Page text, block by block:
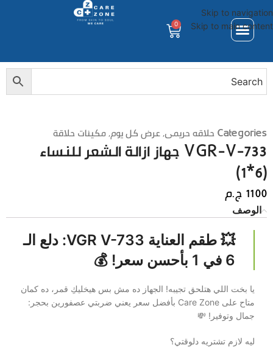
Skip to navigation
Skip to main content
0
Categoriesحلاقه حريمى,عرض كل يوم,مكينات حلاقة
VGR-V-733 جهاز ازالة الشعر للنساء
(6*1)
1100ج.م
الوصف
​💥 طقم العناية VGR V-733: دلع الـ
6 في 1 بأحسن سعر! 💰
​يا بخت اللي هتلحق تجيبه! الجهاز ده مش بس هيخليكِ قمر، ده كمان
متاح على Care Zone بأفضل سعر يعني ضربتي عصفورين بحجر:
جمال وتوفير! 💸
​ليه لازم تشتريه دلوقتي؟